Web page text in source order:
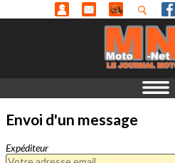
Envoi d'un message
Expéditeur